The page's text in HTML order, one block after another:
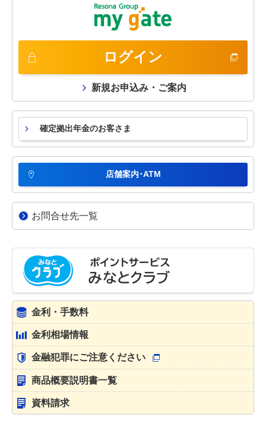
ログイン
新規お申込み・ご案内
確定拠出年金のお客さま
店舗案内･ATM
お問合せ先一覧
金利・手数料
金利相場情報
金融犯罪にご注意ください
商品概要説明書一覧
資料請求